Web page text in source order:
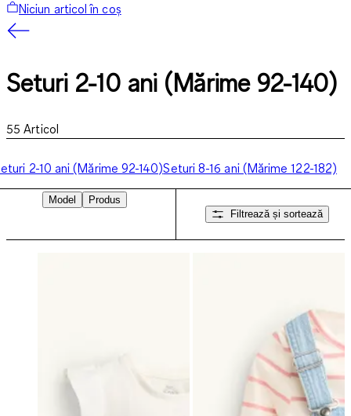
Niciun articol în coș
Seturi 2-10 ani (Mărime 92-140)
55 Articol
2-10 ani (Mărime 92-140)Seturi 8-16 ani (Mărime 122-182)
Model
Produs
Filtrează și sortează